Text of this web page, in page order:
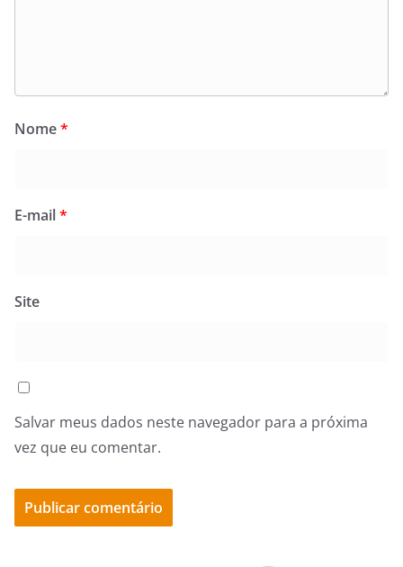
Nome*
E-mail*
Site
Salvar meus dados neste navegador para a próxima
vez que eu comentar.